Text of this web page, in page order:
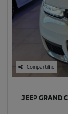
Compartilhe
JEEP GRAND